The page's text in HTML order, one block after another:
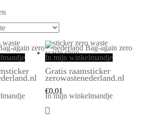
In mijn winkelmandje
Gratis raamsticker
zerowastenederland.nl
€0,01
In mijn winkelmandje